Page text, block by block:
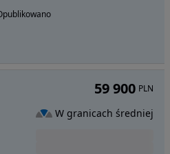
59 900 PLN
W granicach średniej